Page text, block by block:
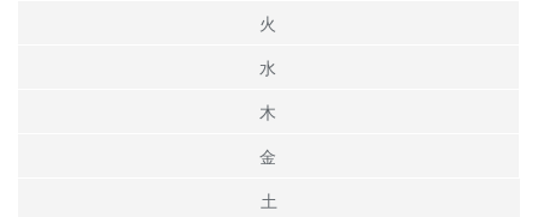
火
水
木
金
土